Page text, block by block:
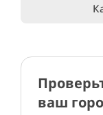
ваш